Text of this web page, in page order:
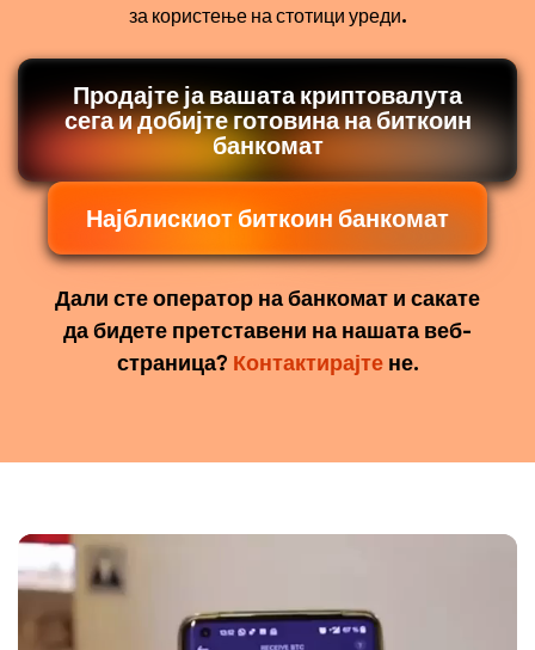
за користење на стотици уреди.
Продајте ја вашата криптовалута
сега и добијте готовина на биткоин
банкомат
Најблискиот биткоин банкомат
Дали сте оператор на банкомат и сакате
да бидете претставени на нашата веб-
страница? Контактирајтене.